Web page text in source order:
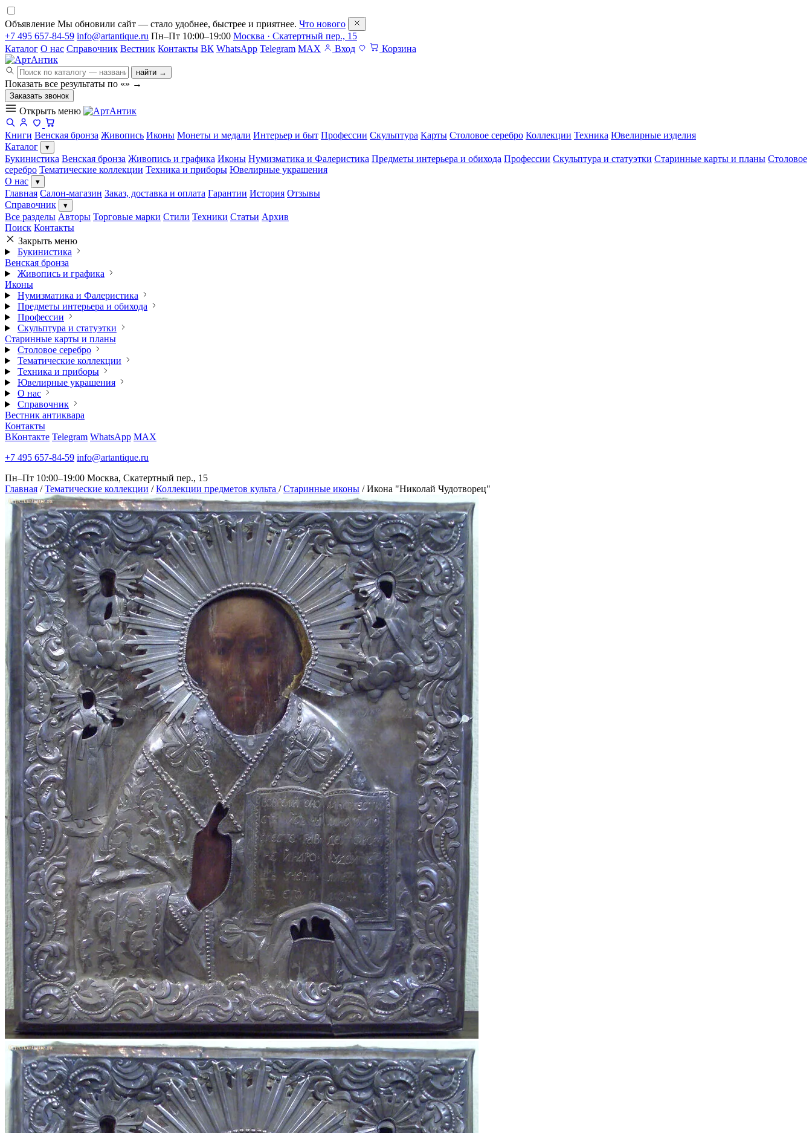
Объявление Мы обновили сайт — стало удобнее, быстрее и приятнее. Что нового
+7 495 657-84-59 info@artantique.ru Пн–Пт 10:00–19:00 Москва · Скатертный пер., 15
Каталог О нас Справочник Вестник Контакты ВК WhatsApp Telegram MAX Вход Корзина
найти →
Показать все результаты по «» →
Заказать звонок
Открыть меню
Книги Венская бронза Живопись Иконы Монеты и медали Интерьер и быт Профессии Скульптура Карты Столовое серебро Коллекции Техника Ювелирные изделия
Каталог
▾
Букинистика Венская бронза Живопись и графика Иконы Нумизматика и Фалеристика Предметы интерьера и обихода Профессии Скульптура и статуэтки Старинные карты и планы Столовое
серебро Тематические коллекции Техника и приборы Ювелирные украшения
О нас
▾
Главная Салон-магазин Заказ, доставка и оплата Гарантии История Отзывы
Справочник
▾
Все разделы Авторы Торговые марки Стили Техники Статьи Архив
Поиск Контакты
Закрыть меню
Букинистика
Венская бронза
Живопись и графика
Иконы
Нумизматика и Фалеристика
Предметы интерьера и обихода
Профессии
Скульптура и статуэтки
Старинные карты и планы
Столовое серебро
Тематические коллекции
Техника и приборы
Ювелирные украшения
О нас
Справочник
Вестник антиквара
Контакты
ВКонтакте Telegram WhatsApp MAX
+7 495 657-84-59 info@artantique.ru
Пн–Пт 10:00–19:00 Москва, Скатертный пер., 15
Главная / Тематические коллекции / Коллекции предметов культа / Старинные иконы / Икона "Николай Чудотворец"